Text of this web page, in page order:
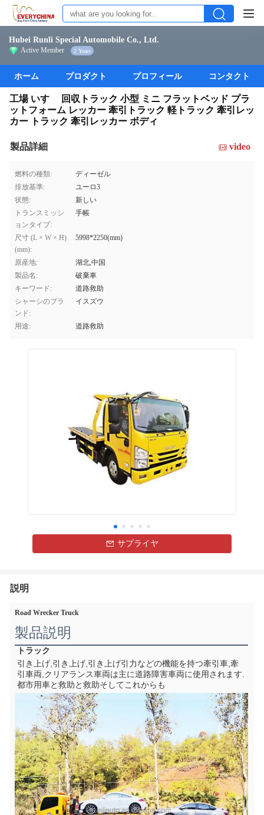
Hubei Runli Special Automobile Co., Ltd.
Active Member 2 Years
ホーム プロダクト プロフィール コンタクト
工場 いすゞ 回収トラック 小型 ミニ フラットベッド プラ
ットフォーム レッカー 牽引トラック 軽トラック 牽引レッ
カー トラック 牽引レッカー ボディ
製品詳細 video
燃料の種類:
ディーゼル
排放基準:
ユーロ3
状態:
新しい
トランスミッシ
ョンタイプ:
手帳
尺寸 (L × W × H)
(mm):
5998*2250(mm)
原産地:
湖北,中国
製品名:
破棄車
キーワード:
道路救助
シャーシのブラ
ンド:
イスズウ
用途: 道路救助
サプライヤ
説明
Road Wrecker Truck
製品説明
トラック
引き上げ,引き上げ,引き上げ引力などの機能を持つ牽引車,牽
引車両,クリアランス車両は主に道路障害車両に使用されます.
都市用車と救助と救助そしてこれからも